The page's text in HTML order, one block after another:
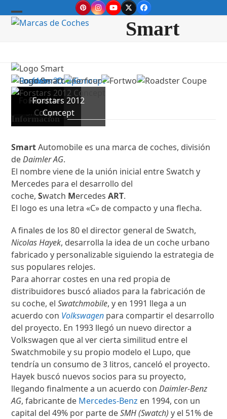
to
PinterestInstagram
YouTube
TwitterFacebook
Open
Close
Smart
Logo
Smart
Forfour
Fortwo
Roadster
Coupe
Forstars 2012
Concept
Información
SmartAutomobile es una marca de coches, división
deDaimler AG.
El nombre viene de la unión inicial entre Swatch y
Mercedes para el desarrollo del
coche,Swatch MercedesART.
El logo es una letra «C» de compacto y una flecha.
A finales de los 80 el director general de Swatch,
Nicolas Hayek, desarrolla la idea de un coche urbano
fabricado y personalizable siguiendo la estrategia de
sus populares relojes.
Para ahorrar costes en una red propia de
distribuidores buscó aliados para la fabricación de
su coche, elSwatchmobile, y en 1991 llega a un
acuerdo con Volkswagen para compartir el desarrollo
del proyecto. En 1993 llegó un nuevo director a
Volkswagen que al ver cierta similitud entre el
Swatchmobile y su propio modelo el Lupo, que
tendría un consumo de 3 litros, canceló el proyecto.
Hayek buscó nuevos socios para su proyecto,
llegando finalmente a un acuerdo conDaimler-Benz
AG, fabricante de Mercedes-Benz en 1994, con un
capital del 49% por parte deSMH (Swatch) y el 51% de